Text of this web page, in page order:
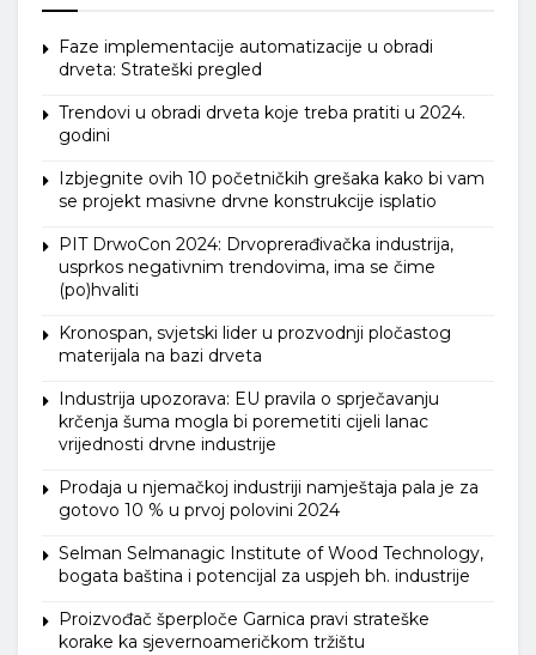
Faze implementacije automatizacije u obradi
drveta: Strateški pregled
Trendovi u obradi drveta koje treba pratiti u 2024.
godini
Izbjegnite ovih 10 početničkih grešaka kako bi vam
se projekt masivne drvne konstrukcije isplatio
PIT DrwoCon 2024: Drvoprerađivačka industrija,
usprkos negativnim trendovima, ima se čime
(po)hvaliti
Kronospan, svjetski lider u prozvodnji pločastog
materijala na bazi drveta
Industrija upozorava: EU pravila o sprječavanju
krčenja šuma mogla bi poremetiti cijeli lanac
vrijednosti drvne industrije
Prodaja u njemačkoj industriji namještaja pala je za
gotovo 10 % u prvoj polovini 2024
Selman Selmanagic Institute of Wood Technology,
bogata baština i potencijal za uspjeh bh. industrije
Proizvođač šperploče Garnica pravi strateške
korake ka sjevernoameričkom tržištu